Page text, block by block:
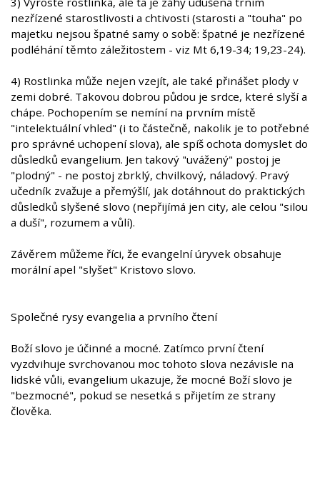
nezřízené starostlivosti a chtivosti (starosti a "touha" po
majetku nejsou špatné samy o sobě: špatné je nezřízené
podléhání těmto záležitostem - viz Mt 6,19-34; 19,23-24).
4) Rostlinka může nejen vzejít, ale také přinášet plody v
zemi dobré. Takovou dobrou půdou je srdce, které slyší a
chápe. Pochopením se nemíní na prvním místě
"intelektuální vhled" (i to částečně, nakolik je to potřebné
pro správné uchopení slova), ale spíš ochota domyslet do
důsledků evangelium. Jen takový "uvážený" postoj je
"plodný" - ne postoj zbrklý, chvilkový, náladový. Pravý
učedník zvažuje a přemýšlí, jak dotáhnout do praktických
důsledků slyšené slovo (nepřijímá jen city, ale celou "silou
a duší", rozumem a vůlí).
Závěrem můžeme říci, že evangelní úryvek obsahuje
morální apel "slyšet" Kristovo slovo.
Společné rysy evangelia a prvního čtení
Boží slovo je účinné a mocné. Zatímco první čtení
vyzdvihuje svrchovanou moc tohoto slova nezávisle na
lidské vůli, evangelium ukazuje, že mocné Boží slovo je
"bezmocné", pokud se nesetká s přijetím ze strany
člověka.